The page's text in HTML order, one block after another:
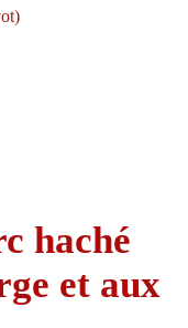
haché
et aux